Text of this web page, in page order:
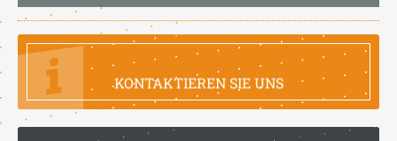
FRAGEN SIE IHRE INFORMATION
KONTAKTIEREN SIE UNS